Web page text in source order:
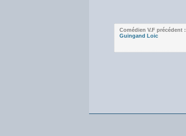
Comédien V.F précédent :
Guingand Loic